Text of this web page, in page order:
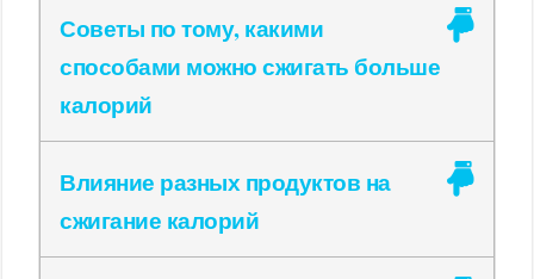
Советы по тому, какими
способами можно сжигать больше
калорий
Влияние разных продуктов на
сжигание калорий